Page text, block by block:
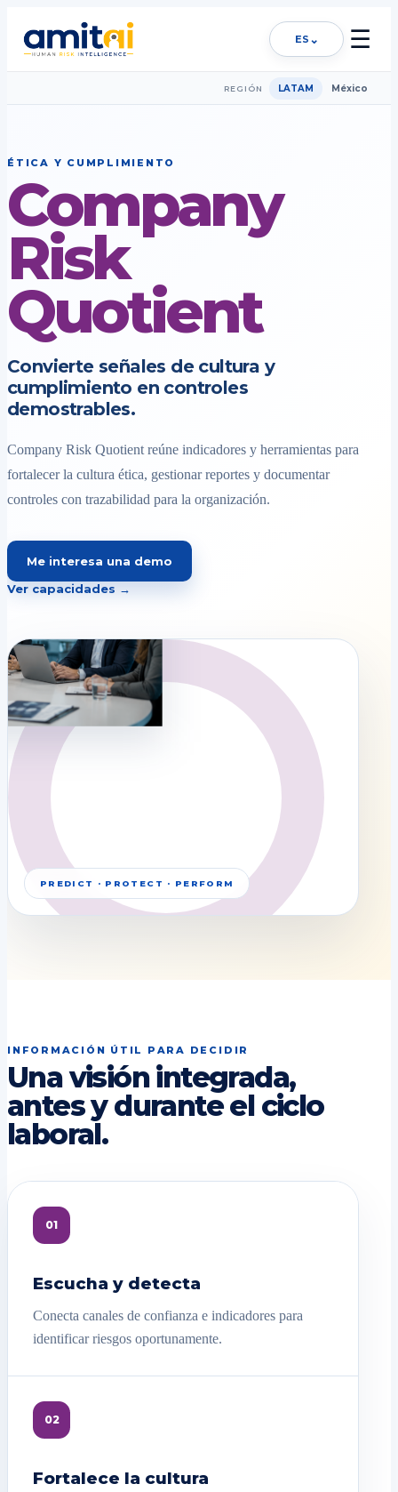
ES ⌄ ☰
REGIÓN LATAM México
ÉTICA Y CUMPLIMIENTO
Company
Risk
Quotient
Convierte señales de cultura y
cumplimiento en controles
demostrables.
Company Risk Quotient reúne indicadores y herramientas para
fortalecer la cultura ética, gestionar reportes y documentar
controles con trazabilidad para la organización.
Me interesa una demo
Ver capacidades →
PREDICT · PROTECT · PERFORM
INFORMACIÓN ÚTIL PARA DECIDIR
Una visión integrada,
antes y durante el ciclo
laboral.
01
Escucha y detecta
Conecta canales de confianza e indicadores para
identificar riesgos oportunamente.
02
Fortalece la cultura